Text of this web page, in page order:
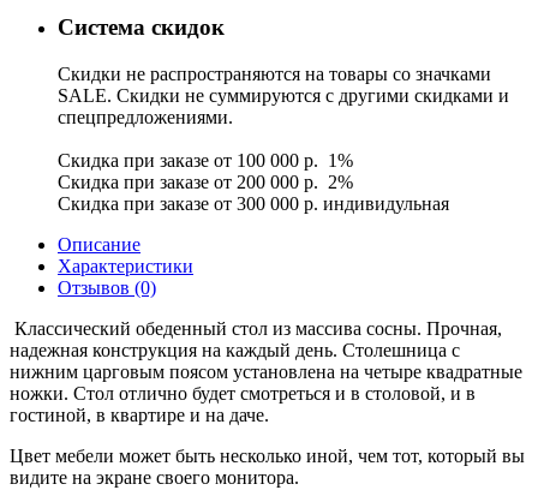
Система скидок
Скидки не распространяются на товары со значками
SALE. Скидки не суммируются с другими скидками и
спецпредложениями.
Скидка при заказе от 100 000 р. 1%
Скидка при заказе от 200 000 р. 2%
Скидка при заказе от 300 000 р. индивидульная
Описание
Характеристики
Отзывов (0)
Классический обеденный стол из массива сосны. Прочная,
надежная конструкция на каждый день. Столешница с
нижним царговым поясом установлена на четыре квадратные
ножки. Стол отлично будет смотреться и в столовой, и в
гостиной, в квартире и на даче.
Цвет мебели может быть несколько иной, чем тот, который вы
видите на экране своего монитора.